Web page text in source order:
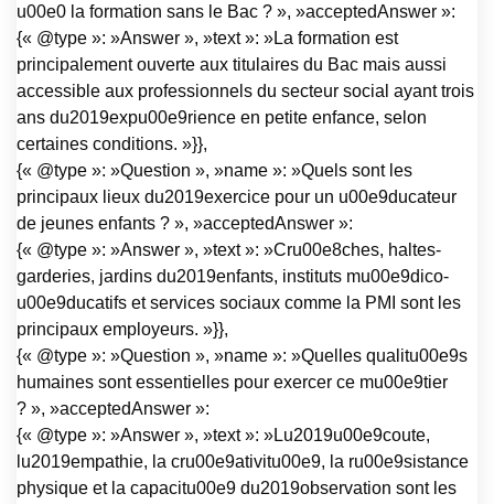
u00e0 la formation sans le Bac ? », »acceptedAnswer »:
{« @type »: »Answer », »text »: »La formation est
principalement ouverte aux titulaires du Bac mais aussi
accessible aux professionnels du secteur social ayant trois
ans du2019expu00e9rience en petite enfance, selon
certaines conditions. »}},
{« @type »: »Question », »name »: »Quels sont les
principaux lieux du2019exercice pour un u00e9ducateur
de jeunes enfants ? », »acceptedAnswer »:
{« @type »: »Answer », »text »: »Cru00e8ches, haltes-
garderies, jardins du2019enfants, instituts mu00e9dico-
u00e9ducatifs et services sociaux comme la PMI sont les
principaux employeurs. »}},
{« @type »: »Question », »name »: »Quelles qualitu00e9s
humaines sont essentielles pour exercer ce mu00e9tier
? », »acceptedAnswer »:
{« @type »: »Answer », »text »: »Lu2019u00e9coute,
lu2019empathie, la cru00e9ativitu00e9, la ru00e9sistance
physique et la capacitu00e9 du2019observation sont les